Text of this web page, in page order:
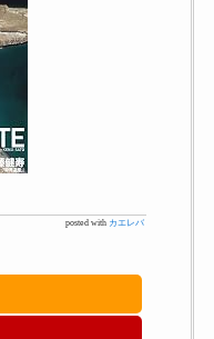
posted with カエレバ